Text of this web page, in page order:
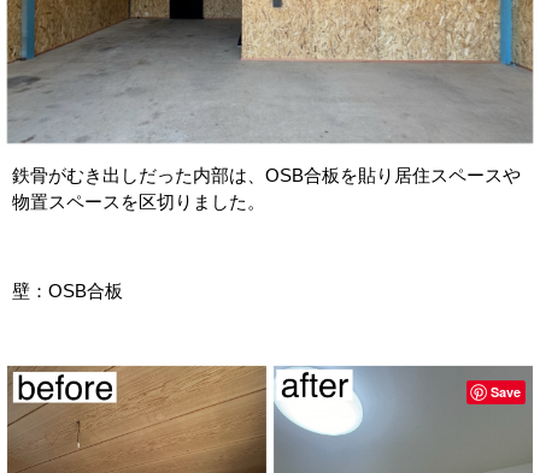
鉄骨がむき出しだった内部は、OSB合板を貼り居住スペースや
物置スペースを区切りました。
壁：OSB合板
Save